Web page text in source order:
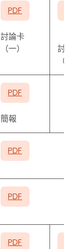
PDF
討論卡
（一）
討
（
PDF
簡報
PDF
PDF
PDF